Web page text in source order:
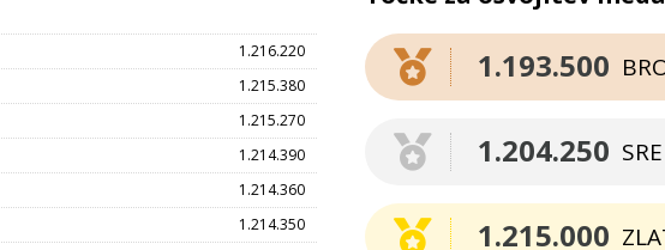
1.216.220
1.215.380
1.215.270
1.214.390
1.214.360
1.214.350
1.193.500
1.204.250
1.215.000